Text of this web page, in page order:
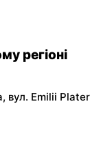
вул. Błońska 52
вул.
49
регіоні
вул. Emilii Plater